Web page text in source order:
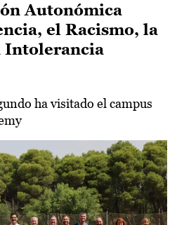
Autonómica
el Racismo, la
Intolerancia
ha visitado el campus